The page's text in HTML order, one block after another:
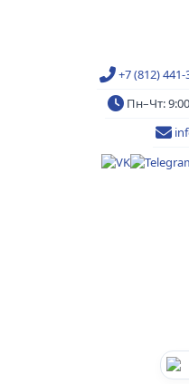
+7 (812) 441-
Пн–Чт: